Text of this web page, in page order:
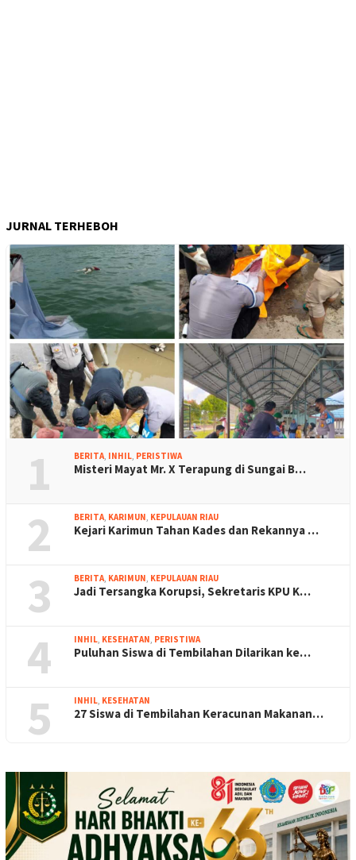
JURNAL TERHEBOH
1 BERITA INHIL PERISTIWA
Misteri Mayat Mr. X Terapung di Sungai B…
2 BERITA KARIMUN KEPULAUAN RIAU
Kejari Karimun Tahan Kades dan Rekannya …
3 BERITA KARIMUN KEPULAUAN RIAU
Jadi Tersangka Korupsi, Sekretaris KPU K…
4 INHIL KESEHATAN PERISTIWA
Puluhan Siswa di Tembilahan Dilarikan ke…
5 INHIL KESEHATAN
27 Siswa di Tembilahan Keracunan Makanan…